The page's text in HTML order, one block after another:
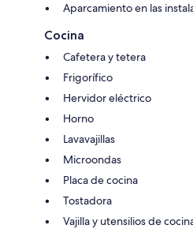
Aparcamiento en las
Cocina
Cafetera y tetera
Frigorífico
Hervidor eléctrico
Horno
Lavavajillas
Microondas
Placa de cocina
Tostadora
Vajilla y utensilios de